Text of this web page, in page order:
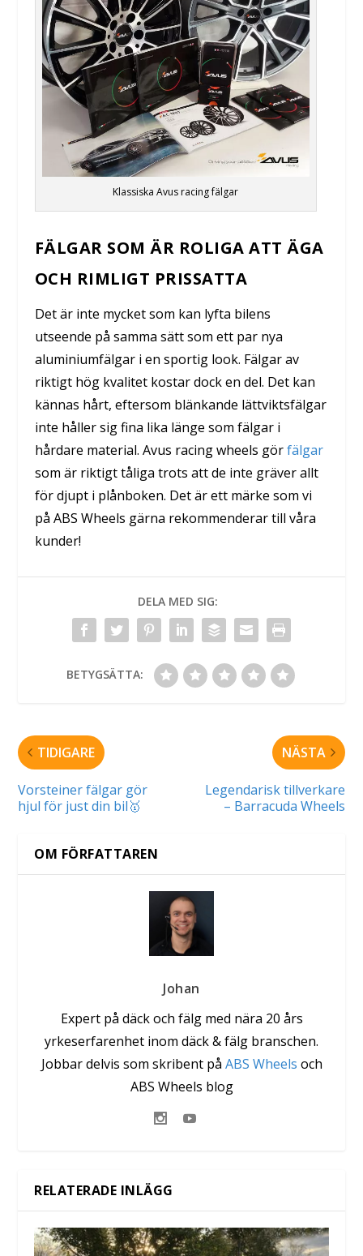
Klassiska Avus racing fälgar
FÄLGAR SOM ÄR ROLIGA ATT ÄGA
OCH RIMLIGT PRISSATTA
Det är inte mycket som kan lyfta bilens
utseende på samma sätt som ett par nya
aluminiumfälgar i en sportig look. Fälgar av
riktigt hög kvalitet kostar dock en del. Det kan
kännas hårt, eftersom blänkande lättviktsfälgar
inte håller sig fina lika länge som fälgar i
hårdare material. Avus racing wheels görfälgar
som är riktigt tåliga trots att de inte gräver allt
för djupt i plånboken. Det är ett märke som vi
på ABS Wheels gärna rekommenderar till våra
kunder!
DELA MED SIG:
BETYGSÄTTA:
TIDIGARE
Vorsteiner fälgar gör
hjul för just din bil🥇
NÄSTA
Legendarisk tillverkare
– Barracuda Wheels
OM FÖRFATTAREN
Johan
Expert på däck och fälg med nära 20 års
yrkeserfarenhet inom däck & fälg branschen.
Jobbar delvis som skribent på ABS Wheels och
ABS Wheels blog
RELATERADE INLÄGG